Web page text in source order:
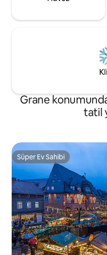
Grane
tatil
Süper Ev Sahibi
Süper Ev Sahibi